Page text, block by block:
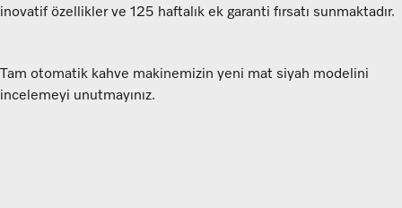
inovatif özellikler ve 125 haftalık ek garanti fırsatı sunmaktadır.
Tam otomatik kahve makinemizin yeni mat siyah modelini
incelemeyi unutmayınız.